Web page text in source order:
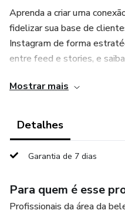
Aprenda a criar uma
fidelizar sua base de
Instagram de forma
entre feed e stories, e
perca a oportunidade de
mentais para impulsionar o
Posicione-se de forma
posicionamento de
profissional.
Mostrar mais
Detalhes
Garantia de 7 dias
Para quem é esse
Profissionais da área da